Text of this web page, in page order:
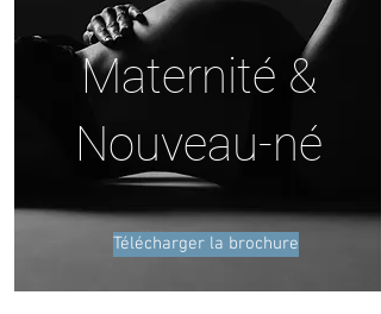
Maternité &
Nouveau-né
Télécharger la brochure